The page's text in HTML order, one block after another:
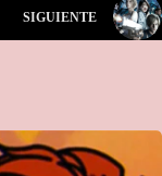
SIGUIENTE